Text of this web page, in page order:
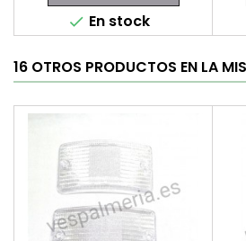
 En stock
16 OTROS PRODUCTOS EN LA